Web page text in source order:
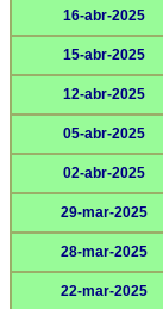
16-abr-2025
15-abr-2025
12-abr-2025
05-abr-2025
02-abr-2025
29-mar-2025
28-mar-2025
22-mar-2025